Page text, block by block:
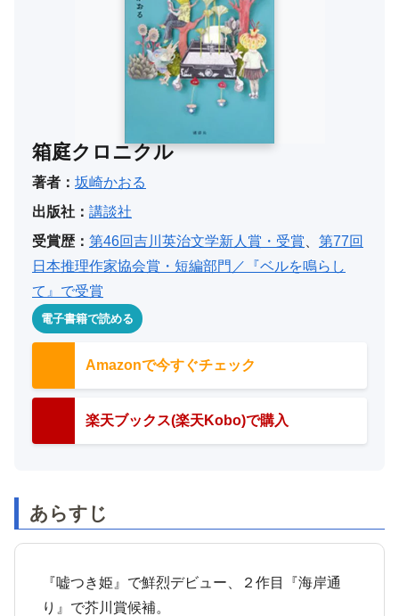
箱庭クロニクル
著者： 坂崎かおる
出版社： 講談社
受賞歴： 第46回吉川英治文学新人賞・受賞
第77回
日本推理作家協会賞・短編部門／『ベルを鳴らし
て』で受賞
電子書籍で読める
Amazonで今すぐチェック
楽天ブックス(楽天Kobo)で購入
あらすじ
『嘘つき姫』で鮮烈デビュー、２作目『海岸通
り』で芥川賞候補。